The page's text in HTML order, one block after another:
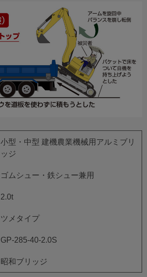
小型・中型 建機農業機械用アルミブリ
ッジ
ゴムシュー・鉄シュー兼用
2.0t
ツメタイプ
GP-285-40-2.0S
昭和ブリッジ